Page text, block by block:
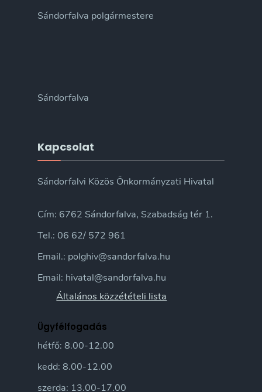
Sándorfalva polgármestere
Sándorfalva
Kapcsolat
Sándorfalvi Közös Önkormányzati Hivatal
Cím: 6762 Sándorfalva, Szabadság tér 1.
Tel.: 06 62/ 572 961
Email.: polghiv@sandorfalva.hu
Email: hivatal@sandorfalva.hu
Általános közzétételi lista
Ügyfélfogadás
hétfő: 8.00-12.00
kedd: 8.00-12.00
szerda: 13.00-17.00